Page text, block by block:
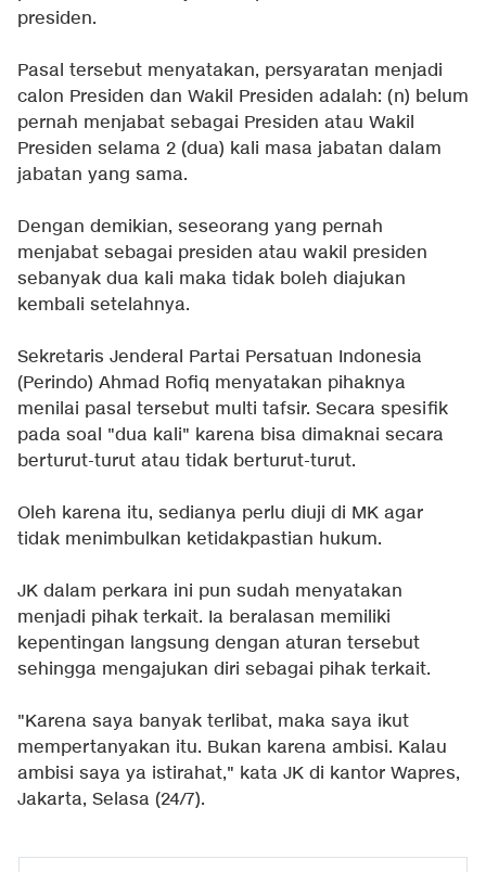
presiden.
Pasal tersebut menyatakan, persyaratan menjadi
calon Presiden dan Wakil Presiden adalah: (n) belum
pernah menjabat sebagai Presiden atau Wakil
Presiden selama 2 (dua) kali masa jabatan dalam
jabatan yang sama.
Dengan demikian, seseorang yang pernah
menjabat sebagai presiden atau wakil presiden
sebanyak dua kali maka tidak boleh diajukan
kembali setelahnya.
Sekretaris Jenderal Partai Persatuan Indonesia
(Perindo) Ahmad Rofiq menyatakan pihaknya
menilai pasal tersebut multi tafsir. Secara spesifik
pada soal "dua kali" karena bisa dimaknai secara
berturut-turut atau tidak berturut-turut.
Oleh karena itu, sedianya perlu diuji di MK agar
tidak menimbulkan ketidakpastian hukum.
JK dalam perkara ini pun sudah menyatakan
menjadi pihak terkait. Ia beralasan memiliki
kepentingan langsung dengan aturan tersebut
sehingga mengajukan diri sebagai pihak terkait.
"Karena saya banyak terlibat, maka saya ikut
mempertanyakan itu. Bukan karena ambisi. Kalau
ambisi saya ya istirahat," kata JK di kantor Wapres,
Jakarta, Selasa (24/7).